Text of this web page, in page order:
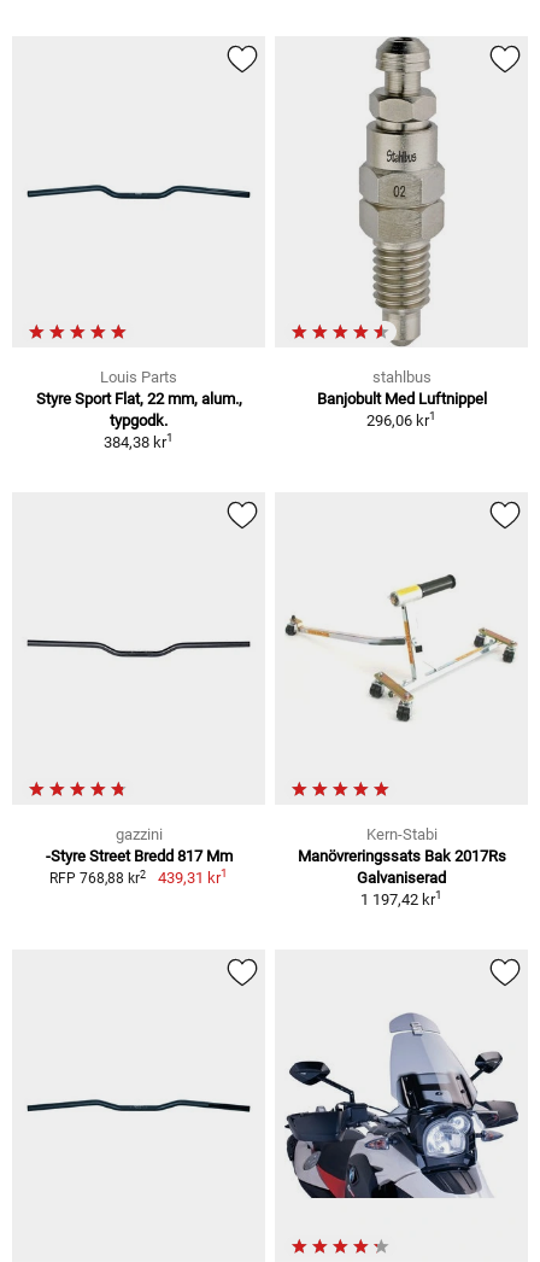
Louis Parts
Styre Sport Flat, 22 mm, alum.,
typgodk.
384,38 kr1
stahlbus
Banjobult Med Luftnippel
296,06 kr1
gazzini
-Styre Street Bredd 817 Mm
RFP 768,88 kr2 439,31 kr1
Kern-Stabi
Manövreringssats Bak 2017Rs
Galvaniserad
1 197,42 kr1